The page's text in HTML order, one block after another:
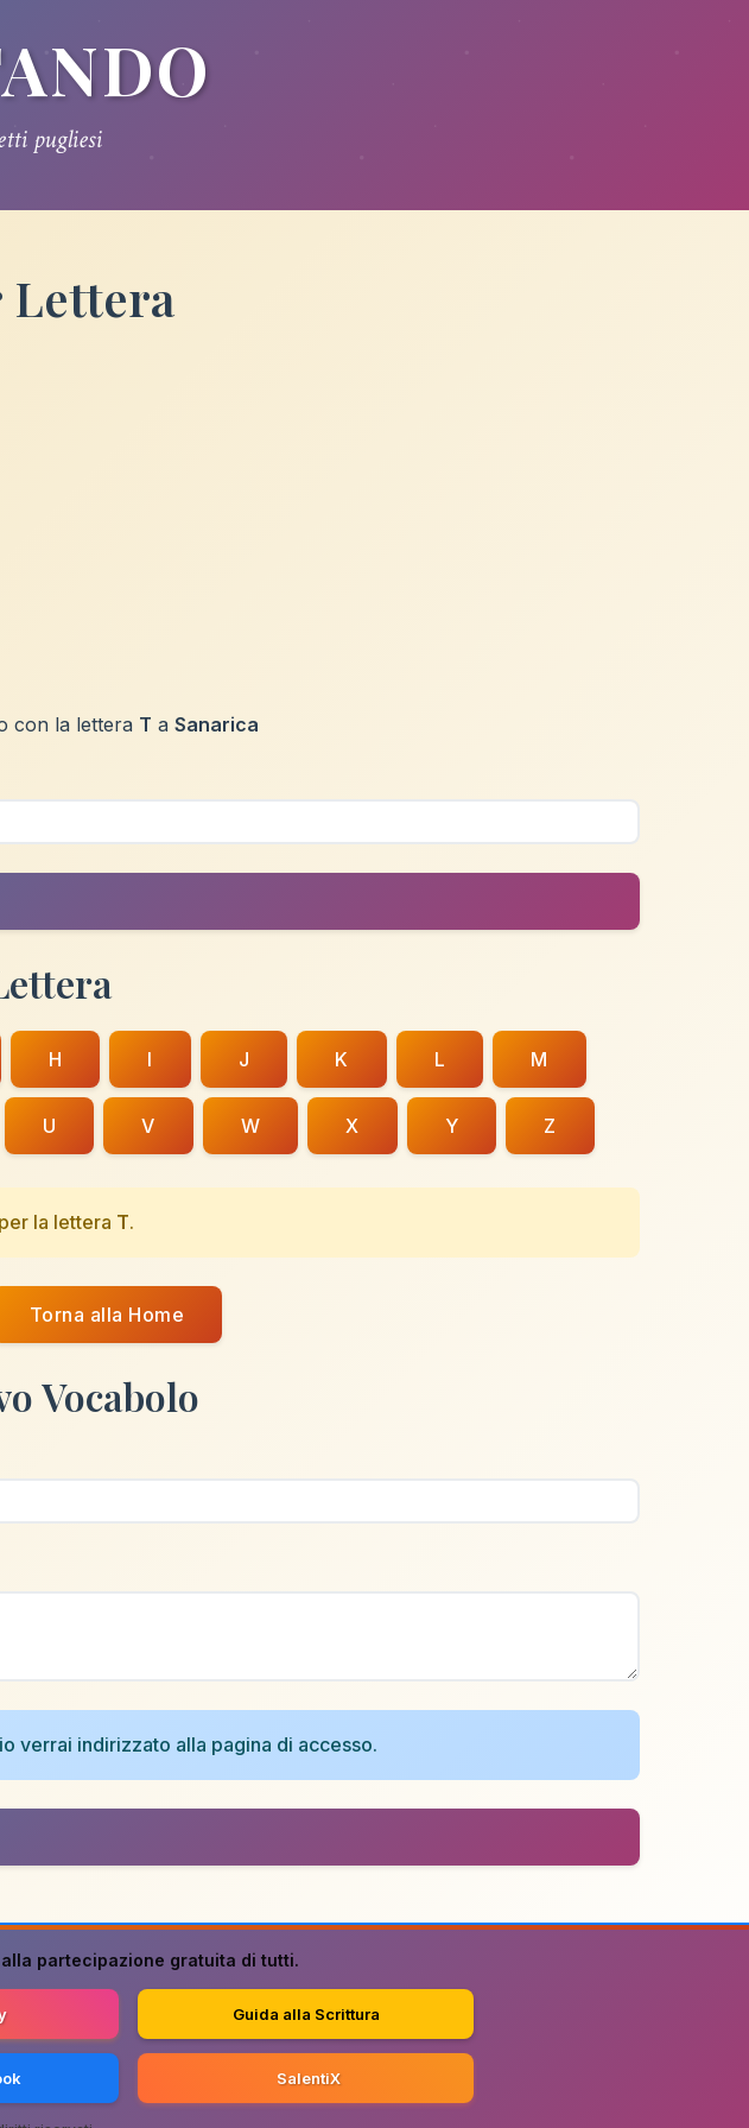
pugliesi
Lettera
con la lettera T a Sanarica
H I J K L M
U V W X Y Z
la lettera T.
Torna alla Home
Vocabolo
verrai indirizzato alla pagina di accesso.
alla partecipazione gratuita di tutti.
Guida alla Scrittura
SalentiX